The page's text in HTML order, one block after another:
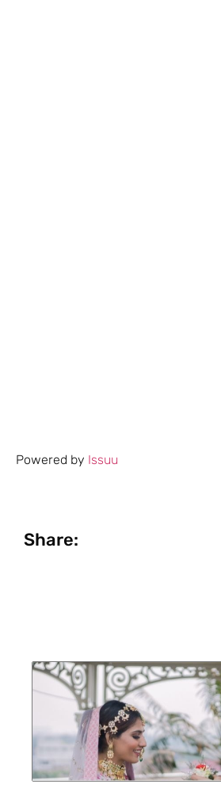
Powered by Issuu
Share: